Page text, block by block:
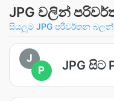
JPG වලින්
සියලුම JPG පරිවර්තන
J
P
JPG සිට